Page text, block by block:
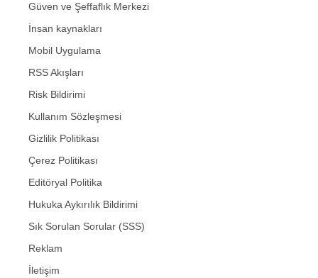
Güven ve Şeffaflık Merkezi
İnsan kaynakları
Mobil Uygulama
RSS Akışları
Risk Bildirimi
Kullanım Sözleşmesi
Gizlilik Politikası
Çerez Politikası
Editöryal Politika
Hukuka Aykırılık Bildirimi
Sık Sorulan Sorular (SSS)
Reklam
İletişim